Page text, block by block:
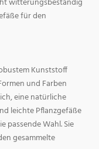
witterungsbeständig
für den
Kunststoff
und Farben
eine natürliche
leichte Pflanzgefäße
passende Wahl. Sie
gesammelte